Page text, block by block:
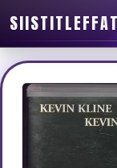
SIISTITLEFFAT